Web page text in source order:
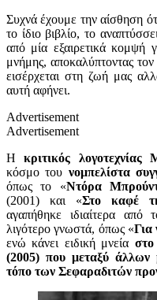
Συχνά έχουμε την αίσθηση
το ίδιο βιβλίο, το
από μία εξαιρετικά κομψή
μνήμης, αποκαλύπτοντας
εισέρχεται στη ζωή μας
αυτή αφήνει.
Advertisement
Advertisement
Ηκριτικός
κόσμο του νομπελίστα
όπως το «Ντόρα
(2001) και «Στο καφέ
αγαπήθηκε ιδιαίτερα
λιγότερο γνωστά, όπως «Για
ενώ κάνει ειδική μνεία στο
(2005) που μεταξύ άλλων
τόπο των Σεφαραδιτών